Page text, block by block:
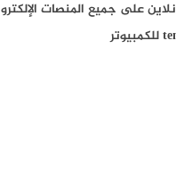
على جميع المنصات